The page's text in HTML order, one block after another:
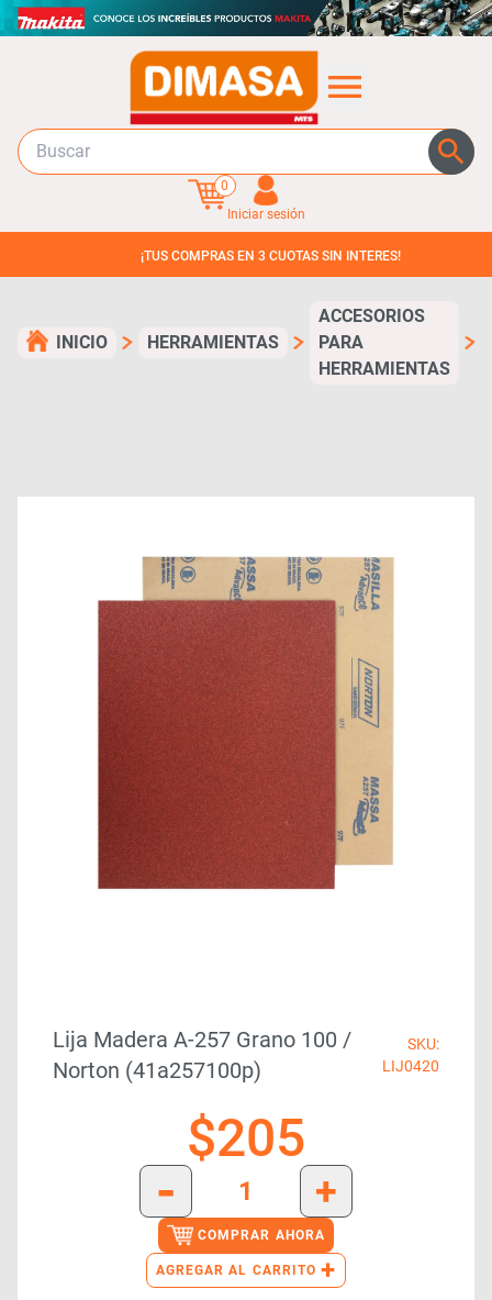
0
Iniciar sesión
¡TUS COMPRAS EN 3 CUOTAS SIN INTERES!
INICIO HERRAMIENTAS
ACCESORIOS
PARA
HERRAMIENTAS
Lija Madera A-257 Grano 100 /
Norton (41a257100p)
SKU:
LIJ0420
$205
-
+
COMPRAR AHORA
AGREGAR AL CARRITO +